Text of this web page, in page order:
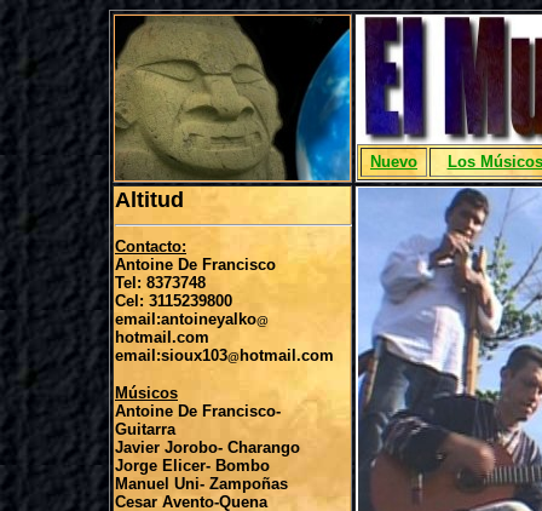
Nuevo Los Músicos
Altitud
Contacto:
Antoine De Francisco
Tel: 8373748
Cel: 3115239800
email:antoineyalko@
hotmail.com
email:sioux103@hotmail.com
Músicos
Antoine De Francisco-
Guitarra
Javier Jorobo- Charango
Jorge Elicer- Bombo
Manuel Uni- Zampoñas
Cesar Avento-Quena